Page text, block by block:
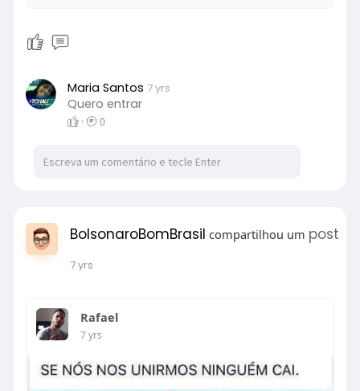
Maria Santos 7 yrs
Quero entrar
· 0
BolsonaroBomBrasil compartilhou um post
7 yrs
Rafael
7 yrs